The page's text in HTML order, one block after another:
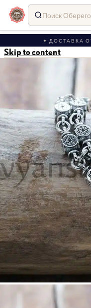
✦ ДОСТАВКА
Skip to content
Поиск